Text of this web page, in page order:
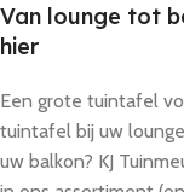
Van lounge tot
hier
Een grote tuintafel
tuintafel bij uw
uw balkon? KJ